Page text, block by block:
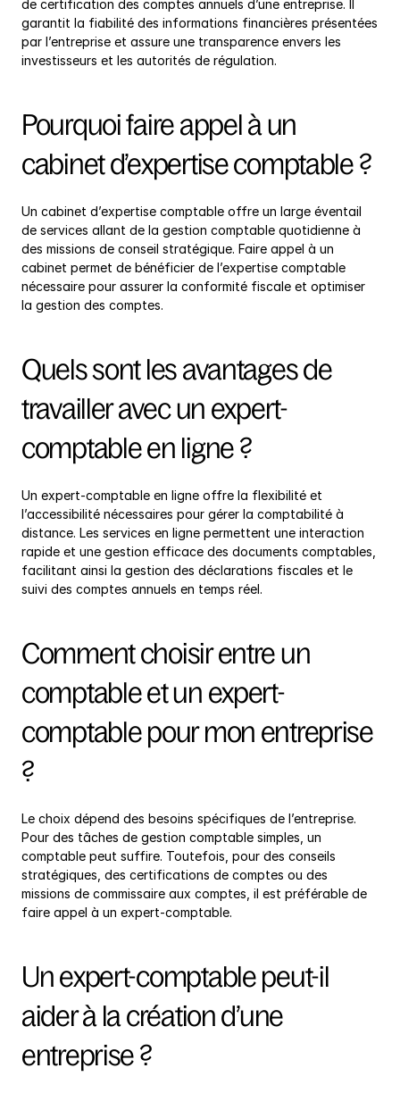
de certification des comptes annuels d’une entreprise. Il
garantit la fiabilité des informations financières présentées
par l’entreprise et assure une transparence envers les
investisseurs et les autorités de régulation.
Pourquoi faire appel à un
cabinet d’expertise comptable ?
Un cabinet d’expertise comptable offre un large éventail
de services allant de la gestion comptable quotidienne à
des missions de conseil stratégique. Faire appel à un
cabinet permet de bénéficier de l’expertise comptable
nécessaire pour assurer la conformité fiscale et optimiser
la gestion des comptes.
Quels sont les avantages de
travailler avec un expert-
comptable en ligne ?
Un expert-comptable en ligne offre la flexibilité et
l’accessibilité nécessaires pour gérer la comptabilité à
distance. Les services en ligne permettent une interaction
rapide et une gestion efficace des documents comptables,
facilitant ainsi la gestion des déclarations fiscales et le
suivi des comptes annuels en temps réel.
Comment choisir entre un
comptable et un expert-
comptable pour mon entreprise
?
Le choix dépend des besoins spécifiques de l’entreprise.
Pour des tâches de gestion comptable simples, un
comptable peut suffire. Toutefois, pour des conseils
stratégiques, des certifications de comptes ou des
missions de commissaire aux comptes, il est préférable de
faire appel à un expert-comptable.
Un expert-comptable peut-il
aider à la création d’une
entreprise ?